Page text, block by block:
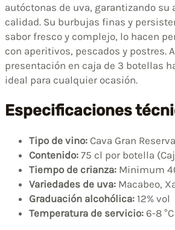
autóctonas de uva, garantizando su
calidad. Su burbujas finas y
sabor fresco y complejo, lo hacen
con aperitivos, pescados y postres.
presentación en caja de 3 botellas
ideal para cualquier ocasión.
Especificaciones
Tipo de vino: Cava Gran Reserva
Contenido: 75 cl por botella
Tiempo de crianza: Minimum
Variedades de uva: Macabeo,
Graduación alcohólica: 12% vol
Temperatura de servicio: 6-8 °C